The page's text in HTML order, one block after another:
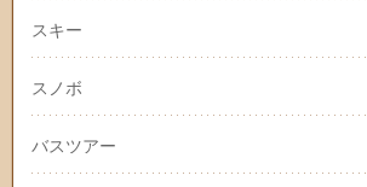
スキー
スノボ
バスツアー